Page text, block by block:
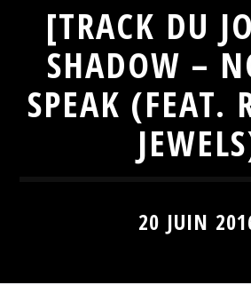
[TRACK DU
SHADOW –
SPEAK (FEAT.
20 JUIN